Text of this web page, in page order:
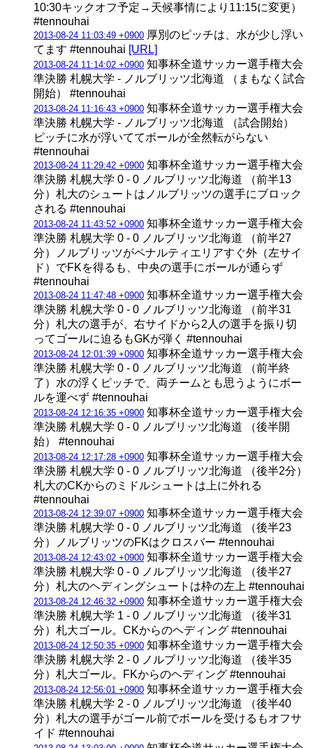
10:30キックオフ予定→天候事情により11:15に変更）
#tennouhai
2013-08-24 11:03:49 +0900 厚別のピッチは、水が少し浮い
てます #tennouhai [URL]
2013-08-24 11:14:02 +0900 知事杯全道サッカー選手権大会
準決勝 札幌大学 - ノルブリッツ北海道 （まもなく試合
開始） #tennouhai
2013-08-24 11:16:43 +0900 知事杯全道サッカー選手権大会
準決勝 札幌大学 - ノルブリッツ北海道 （試合開始）
ピッチに水が浮いててボールが全然転がらない
#tennouhai
2013-08-24 11:29:42 +0900 知事杯全道サッカー選手権大会
準決勝 札幌大学 0 - 0 ノルブリッツ北海道 （前半13
分）札大のシュートはノルブリッツの選手にブロック
される #tennouhai
2013-08-24 11:43:52 +0900 知事杯全道サッカー選手権大会
準決勝 札幌大学 0 - 0 ノルブリッツ北海道 （前半27
分）ノルブリッツがペナルティエリアすぐ外（左サイ
ド）でFKを得るも、中央の選手にボールが通らず
#tennouhai
2013-08-24 11:47:48 +0900 知事杯全道サッカー選手権大会
準決勝 札幌大学 0 - 0 ノルブリッツ北海道 （前半31
分）札大の選手が、右サイドから2人の選手を振り切
ってゴールに迫るもGKが弾く #tennouhai
2013-08-24 12:01:39 +0900 知事杯全道サッカー選手権大会
準決勝 札幌大学 0 - 0 ノルブリッツ北海道 （前半終
了）水の浮くピッチで、両チームとも思うようにボー
ルを運べず #tennouhai
2013-08-24 12:16:35 +0900 知事杯全道サッカー選手権大会
準決勝 札幌大学 0 - 0 ノルブリッツ北海道 （後半開
始） #tennouhai
2013-08-24 12:17:28 +0900 知事杯全道サッカー選手権大会
準決勝 札幌大学 0 - 0 ノルブリッツ北海道 （後半2分）
札大のCKからのミドルシュートは上に外れる
#tennouhai
2013-08-24 12:39:07 +0900 知事杯全道サッカー選手権大会
準決勝 札幌大学 0 - 0 ノルブリッツ北海道 （後半23
分）ノルブリッツのFKはクロスバー #tennouhai
2013-08-24 12:43:02 +0900 知事杯全道サッカー選手権大会
準決勝 札幌大学 0 - 0 ノルブリッツ北海道 （後半27
分）札大のヘディングシュートは枠の左上 #tennouhai
2013-08-24 12:46:32 +0900 知事杯全道サッカー選手権大会
準決勝 札幌大学 1 - 0 ノルブリッツ北海道 （後半31
分）札大ゴール。CKからのヘディング #tennouhai
2013-08-24 12:50:35 +0900 知事杯全道サッカー選手権大会
準決勝 札幌大学 2 - 0 ノルブリッツ北海道 （後半35
分）札大ゴール。FKからのヘディング #tennouhai
2013-08-24 12:56:01 +0900 知事杯全道サッカー選手権大会
準決勝 札幌大学 2 - 0 ノルブリッツ北海道 （後半40
分）札大の選手がゴール前でボールを受けるもオフサ
イド #tennouhai